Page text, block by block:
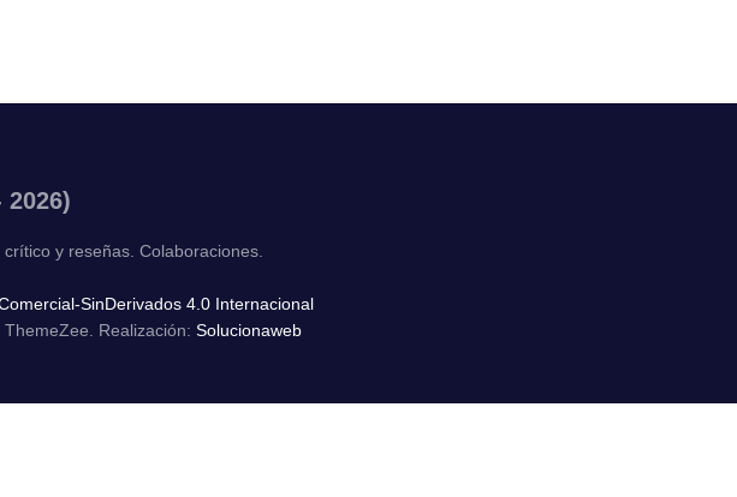
2026)
y reseñas. Colaboraciones.
SinDerivados 4.0 Internacional
Realización: Solucionaweb